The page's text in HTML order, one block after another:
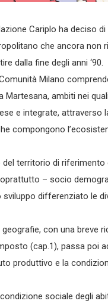
Cariplo ha deciso
che ancora non
dalla fine degli anni ‘90.
Milano
Martesana, ambiti nei
e integrate, attraverso
compongono
territorio di riferimento
– socio
differenziato le
con una breve
(cap.1), passa poi
produttivo e la
sociale degli